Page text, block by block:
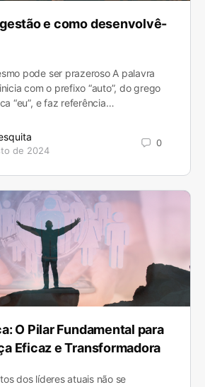
e como desenvolvê-
pode ser prazeroso A palavra
com o prefixo “auto”, do grego
“eu”, e faz referência…
de 2024
0
O Pilar Fundamental para
Eficaz e Transformadora
dos líderes atuais não se